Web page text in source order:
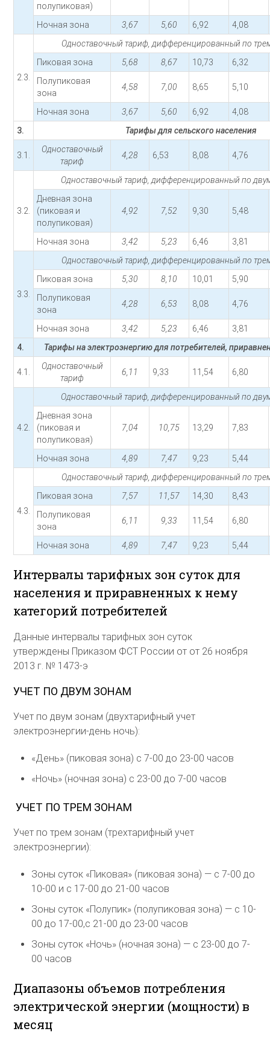
полупиковая)
Ночная зона 3,67 5,60 6,92 4,08
2.3.
Одноставочный тариф, дифференцированный по
Пиковая зона
5,68 8,67 10,73
6,32
Полупиковая
зона
4,58 7,00 8,65 5,10
Ночная зона 3,67 5,60 6,92
4,08
3.
Тарифы для сельского населения
3.1.
Одноставочный
тариф
4,28 6,53 8,08 4,76
3.2.
Одноставочный тариф, дифференцированный по
Дневная зона
(пиковая и
полупиковая)
4,92 7,52 9,30 5,48
Ночная зона 3,42 5,23 6,46 3,81
3.3.
Одноставочный тариф, дифференцированный по
Пиковая зона
5,30 8,10 10,01
5,90
Полупиковая
зона
4,28 6,53 8,08 4,76
Ночная зона 3,42 5,23 6,46
3,81
4.
Тарифы на электроэнергию для потребителей,
4.1.
Одноставочный
тариф
6,11 9,33 11,54 6,80
4.2.
Одноставочный тариф, дифференцированный по
Дневная зона
(пиковая и
полупиковая)
7,04 10,75 13,29 7,83
Ночная зона 4,89 7,47 9,23 5,44
4.3.
Одноставочный тариф, дифференцированный по
Пиковая зона
7,57 11,57 14,30
8,43
Полупиковая
зона
6,11 9,33 11,54 6,80
Ночная зона 4,89 7,47 9,23 5,44
Интервалы тарифных зон суток для
населения и приравненных к нему
категорий потребителей
Данные интервалы тарифных зон суток
утверждены Приказом ФСТ России от от 26 ноября
2013 г. № 1473-э
УЧЕТ ПО ДВУМ ЗОНАМ
Учет по двум зонам (двухтарифный учет
электроэнергии-день ночь):
«День» (пиковая зона) с 7-00 до 23-00 часов
«Ночь» (ночная зона) с 23-00 до 7-00 часов
УЧЕТ ПО ТРЕМ ЗОНАМ
Учет по трем зонам (трехтарифный учет
электроэнергии):
Зоны суток «Пиковая» (пиковая зона) — с 7-00 до
10-00 и с 17-00 до 21-00 часов
Зоны суток «Полупик» (полупиковая зона) — с 10-
00 до 17-00,с 21-00 до 23-00 часов
Зоны суток «Ночь» (ночная зона) — с 23-00 до 7-
00 часов
Диапазоны объемов потребления
электрической энергии (мощности) в
месяц